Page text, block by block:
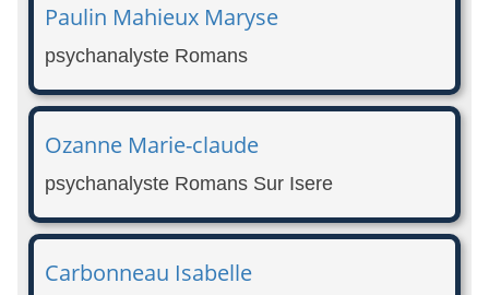
Paulin Mahieux Maryse
psychanalyste Romans
Ozanne Marie-claude
psychanalyste Romans Sur Isere
Carbonneau Isabelle